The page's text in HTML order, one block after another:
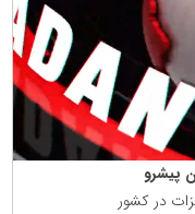
پیشرو
در كشور